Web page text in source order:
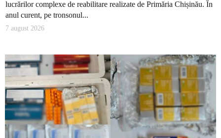
lucrărilor complexe de reabilitare realizate de Primăria Chișinău. În
anul curent, pe tronsonul...
7 august 2026